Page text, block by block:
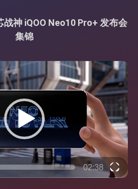
神 iQOO Neo10 Pro+ 发布会
集锦
02:38